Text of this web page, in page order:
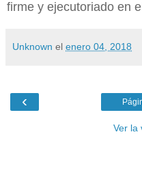
firme y ejecutoriado en
Unknown el enero 04, 2018
‹
Ver la